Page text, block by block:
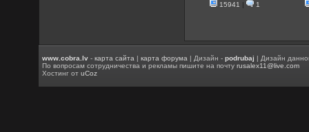
15941 | 1
www.cobra.lv -карта сайта |карта форума | Дизайн -podrubaj | Дизайн
По вопросам сотрудничества и рекламы пишите на почтуrusalex11@live.com
Хостинг отuCoz